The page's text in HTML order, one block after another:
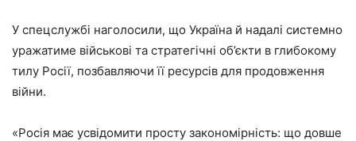
У спецслужбі наголосили, що Україна й надалі системно
уражатиме військові та стратегічні об’єкти в глибокому
тилу Росії, позбавляючи її ресурсів для продовження
війни.
«Росія має усвідомити просту закономірність: що довше